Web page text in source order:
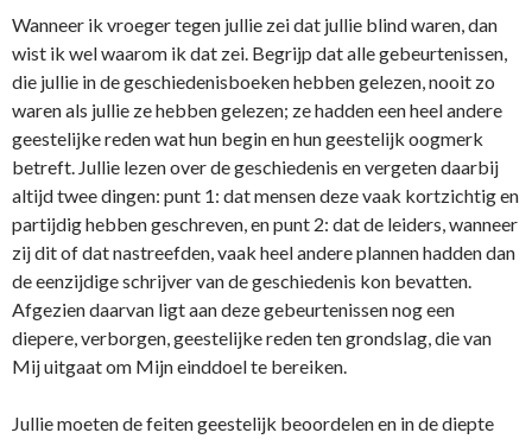
Wanneer ik vroeger tegen jullie zei dat jullie blind waren, dan
wist ik wel waarom ik dat zei. Begrijp dat alle gebeurtenissen,
die jullie in de geschiedenisboeken hebben gelezen, nooit zo
waren als jullie ze hebben gelezen; ze hadden een heel andere
geestelijke reden wat hun begin en hun geestelijk oogmerk
betreft. Jullie lezen over de geschiedenis en vergeten daarbij
altijd twee dingen: punt 1: dat mensen deze vaak kortzichtig en
partijdig hebben geschreven, en punt 2: dat de leiders, wanneer
zij dit of dat nastreefden, vaak heel andere plannen hadden dan
de eenzijdige schrijver van de geschiedenis kon bevatten.
Afgezien daarvan ligt aan deze gebeurtenissen nog een
diepere, verborgen, geestelijke reden ten grondslag, die van
Mij uitgaat om Mijn einddoel te bereiken.
Jullie moeten de feiten geestelijk beoordelen en in de diepte